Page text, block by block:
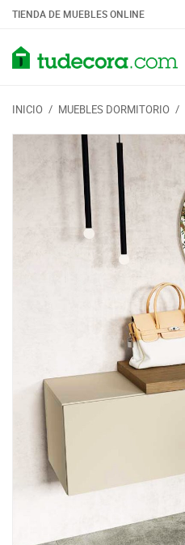
TIENDA DE MUEBLES ONLINE
INICIO / MUEBLES DORMITORIO /